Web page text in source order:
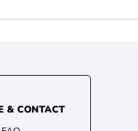
& CONTACT